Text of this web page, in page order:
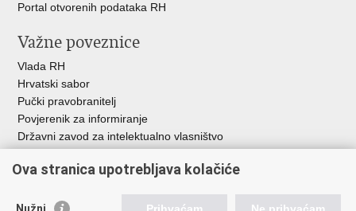
Portal otvorenih podataka RH
Važne poveznice
Vlada RH
Hrvatski sabor
Pučki pravobranitelj
Povjerenik za informiranje
Državni zavod za intelektualno vlasništvo
HAKOM
Ostale poveznice
Ova stranica upotrebljava kolačiće
Nužni Prihvaćam Ne prihvaćam